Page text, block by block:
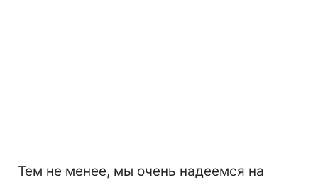
Тем не менее, мы очень надеемся на